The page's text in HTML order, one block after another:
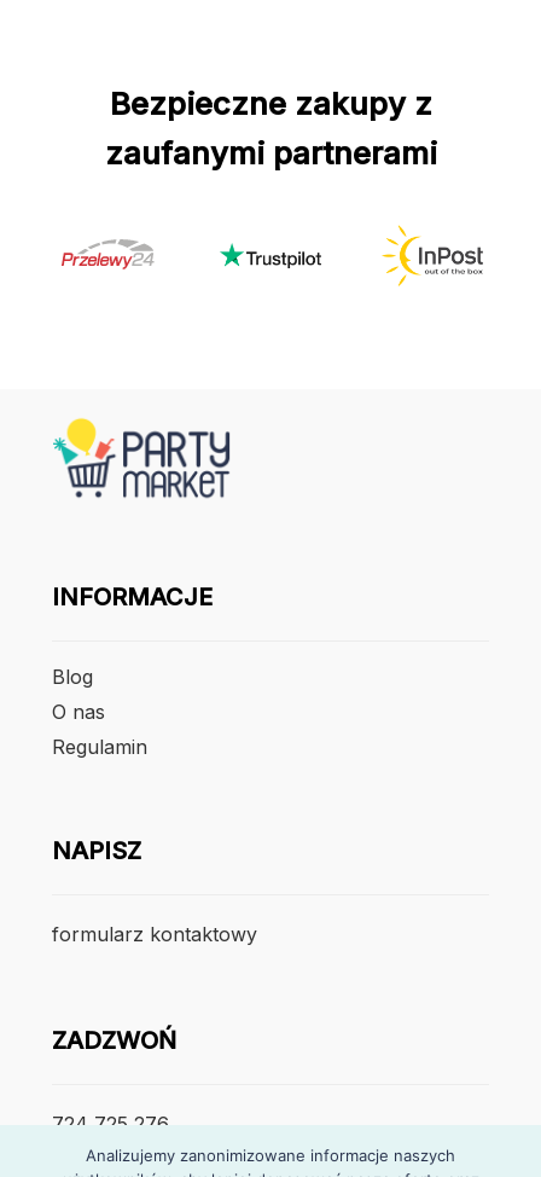
Bezpieczne zakupy z
zaufanymi partnerami
INFORMACJE
Blog
O nas
Regulamin
NAPISZ
formularz kontaktowy
ZADZWOŃ
724 725 276
Analizujemy zanonimizowane informacje naszych